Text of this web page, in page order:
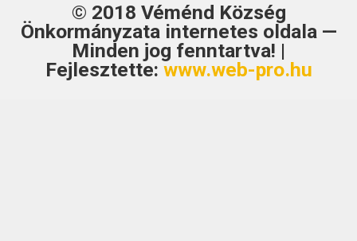
© 2018 Véménd Község
Önkormányzatainternetes oldala —
Minden jog fenntartva! |
Fejlesztette: www.web-pro.hu